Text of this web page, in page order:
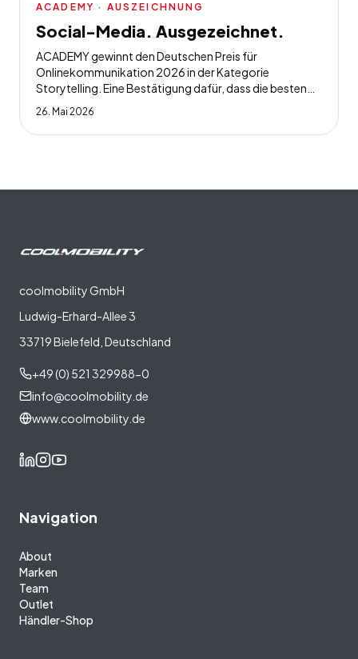
ACADEMY · AUSZEICHNUNG
Social-Media. Ausgezeichnet.
ACADEMY gewinnt den Deutschen Preis für
Onlinekommunikation 2026 in der Kategorie
Storytelling. Eine Bestätigung dafür, dass die besten
Geschichten von den Kids selbst kommen.
26. Mai 2026
coolmobility GmbH
Ludwig-Erhard-Allee 3
33719 Bielefeld, Deutschland
+49 (0) 521 329988-0
info@coolmobility.de
www.coolmobility.de
Navigation
About
Marken
Team
Outlet
Händler-Shop